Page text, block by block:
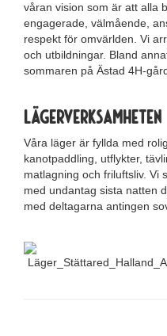
våran vision som är att alla
engagerade, välmående,
respekt för omvärlden. Vi
och utbildningar. Bland
sommaren på Ästad 4H-
Lägerverksamheten
Våra läger är fyllda med
kanotpaddling, utflykter,
matlagning och friluftsliv. Vi
med undantag sista natten
med deltagarna antingen